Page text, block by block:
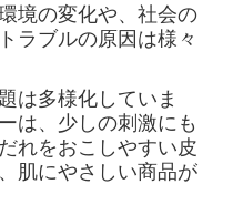
境の変化や、社会の
ラブルの原因は様々
は多様化していま
は、少しの刺激にも
れをおこしやすい皮
肌にやさしい商品が